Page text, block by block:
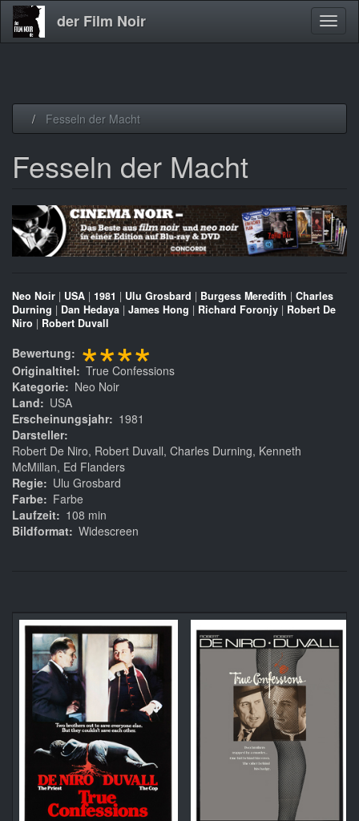
der Film Noir
Fesseln der Macht
Fesseln der Macht
Neo Noir | USA | 1981 | Ulu Grosbard | Burgess Meredith | Charles
Durning | Dan Hedaya | James Hong | Richard Foronjy | Robert De
Niro | Robert Duvall
Bewertung ****
Originaltitel
True Confessions
Kategorie
Neo Noir
Land
USA
Erscheinungsjahr
1981
Darsteller
Robert De Niro, Robert Duvall, Charles Durning, Kenneth
McMillan, Ed Flanders
Regie
Ulu Grosbard
Farbe
Farbe
Laufzeit
108 min
Bildformat Widescreen